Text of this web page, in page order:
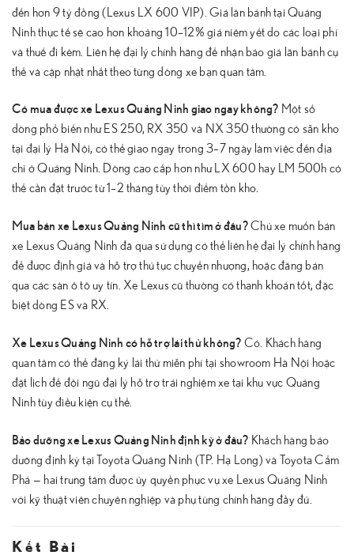
đến hơn 9 tỷ đồng (Lexus LX 600 VIP). Giá lăn bánh tại Quảng
Ninh thực tế sẽ cao hơn khoảng 10–12% giá niêm yết do các loại phí
và thuế đi kèm. Liên hệ đại lý chính hãng để nhận báo giá lăn bánh cụ
thể và cập nhật nhất theo từng dòng xe bạn quan tâm.
Có mua được xe Lexus Quảng Ninh giao ngay không? Một số
dòng phổ biến như ES 250, RX 350 và NX 350 thường có sẵn kho
tại đại lý Hà Nội, có thể giao ngay trong 3–7 ngày làm việc đến địa
chỉ ở Quảng Ninh. Dòng cao cấp hơn như LX 600 hay LM 500h có
thể cần đặt trước từ 1–2 tháng tùy thời điểm tồn kho.
Mua bán xe Lexus Quảng Ninh cũ thì tìm ở đâu?Chủ xe muốn bán
xe Lexus Quảng Ninh đã qua sử dụng có thể liên hệ đại lý chính hãng
để được định giá và hỗ trợ thủ tục chuyển nhượng, hoặc đăng bán
qua các sàn ô tô uy tín. Xe Lexus cũ thường có thanh khoản tốt, đặc
biệt dòng ES và RX.
Xe Lexus Quảng Ninh có hỗ trợ lái thử không? Có. Khách hàng
quan tâm có thể đăng ký lái thử miễn phí tại showroom Hà Nội hoặc
đặt lịch để đội ngũ đại lý hỗ trợ trải nghiệm xe tại khu vực Quảng
Ninh tùy điều kiện cụ thể.
Bảo dưỡng xe Lexus Quảng Ninh định kỳ ở đâu? Khách hàng bảo
dưỡng định kỳ tại Toyota Quảng Ninh (TP. Hạ Long) và Toyota Cẩm
Phả — hai trung tâm được ủy quyền phục vụ xe Lexus Quảng Ninh
với kỹ thuật viên chuyên nghiệp và phụ tùng chính hãng đầy đủ.
Kết Bài